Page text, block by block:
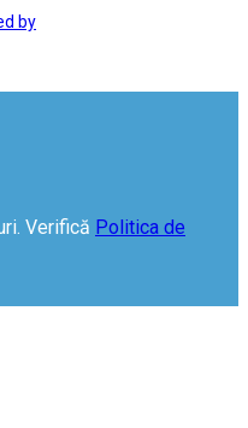
by
Verifică Politica de